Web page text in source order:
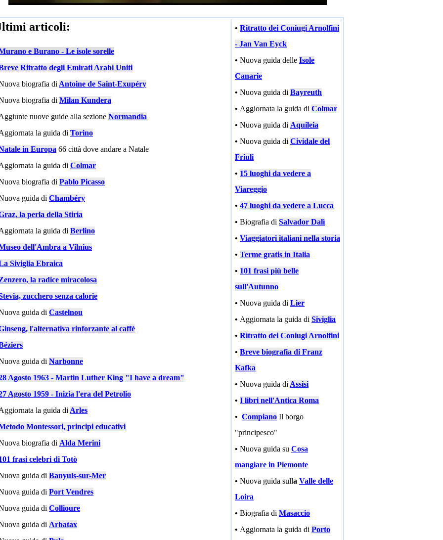
articoli:
e Burano - Le isole sorelle
Ritratto degli Emirati Arabi Uniti
biografia di Antoine de Saint-Exupéry
biografia di Milan Kundera
nuove guide alla sezione Normandia
la guida di Torino
in Europa 66 città dove andare a Natale
la guida di Colmar
biografia di Pablo Picasso
guida di Chambéry
la perla della Stiria
la guida di Berlino
dell'Ambra a Vilnius
Siviglia Ebraica
la radice miracolosa
zucchero senza calorie
guida di Castelnou
l'alternativa rinforzante al caffè
guida di Narbonne
Agosto 1963 - Martin Luther King "I have a dream"
Agosto 1959 - Inizia l'era del Petrolio
la guida di Arles
Montessori, principi educativi
biografia di Alda Merini
frasi celebri di Totò
guida di Banyuls-sur-Mer
guida di Port Vendres
guida di Collioure
guida di Arbatax
• Ritratto dei Coniugi Arnolfini
- Jan Van Eyck
• Nuova guida delle Isole
Canarie
• Nuova guida di Bayreuth
• Aggiornata la guida di Colmar
• Nuova guida di Aquileia
• Nuova guida di Cividale del
Friuli
• 15 luoghi da vedere a
Viareggio
• 47 luoghi da vedere a Lucca
• Biografia di Salvador Dalì
• Viaggiatori italiani nella storia
• Terme gratis in Italia
• 101 frasi più belle
sull'Autunno
• Nuova guida di Lier
• Aggiornata la guida di Siviglia
• Ritratto dei Coniugi Arnolfini
• Breve biografia di Franz
Kafka
• Nuova guida di Assisi
• I libri nell'Antica Roma
• Compiano Il borgo
"principesco"
• Nuova guida su Cosa
mangiare in Piemonte
• Nuova guida sulla Valle delle
Loira
• Biografia di Masaccio
• Aggiornata la guida di Porto